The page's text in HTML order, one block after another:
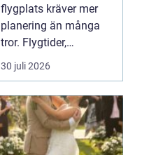
flygplats kräver mer
planering än många
tror. Flygtider,
packning, säker...
30 juli 2026